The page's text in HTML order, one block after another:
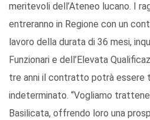
meritevoli dell’Ateneo lucano. I
entreranno in Regione con un
lavoro della durata di 36 mesi,
Funzionari e dell’Elevata
tre anni il contratto potrà essere
indeterminato. “Vogliamo
Basilicata, offrendo loro una